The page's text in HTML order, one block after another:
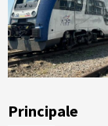
Principale